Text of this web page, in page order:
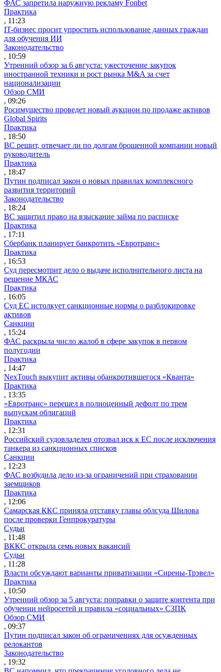
ФАС запретила наружную рекламу Fonbet
Практика
, 11:23
IT-бизнес просит упростить использование данных граждан
для обучения ИИ
Законодательство
, 10:59
Утренний обзор за 6 августа: ужесточение закупок
иностранной техники и рост рынка M&A за счет
национализации
Обзор СМИ
, 09:26
Росимущество проведет новый аукцион по продаже активов
Global Spirits
Практика
, 18:50
ВС решит, отвечает ли по долгам брошенной компании новый
руководитель
Практика
, 18:47
Путин подписал закон о новых правилах комплексного
развития территорий
Законодательство
, 18:24
ВС защитил право на взыскание займа по расписке
Практика
, 17:11
Сбербанк планирует банкротить «Евротранс»
Практика
, 16:53
Суд пересмотрит дело о выдаче исполнительного листа на
решение МКАС
Практика
, 16:05
Суд ЕС истолкует санкционные нормы о разблокировке
активов
Санкции
, 15:24
ФАС раскрыла число жалоб в сфере закупок в первом
полугодии
Практика
, 14:47
NexTouch выкупит активы обанкротившегося «Кванта»
Практика
, 13:35
«Евротранс» перешел в полноценный дефолт по трем
выпускам облигаций
Практика
, 12:31
Российский судовладелец отозвал иск к ЕС после исключения
танкера из санкционных списков
Санкции
, 12:23
ФАС возбудила дело из-за ограничений при страховании
заемщиков
Практика
, 12:06
Самарская ККС приняла отставку главы облсуда Шилова
после проверки Генпрокуратуры
Судьи
, 11:48
ВККС открыла семь новых вакансий
Судьи
, 11:28
Власти обсуждают варианты приватизации «Сирены-Трэвел»
Практика
, 10:50
Утренний обзор за 5 августа: поправки о защите контента при
обучении нейросетей и правила «социальных» СЗПК
Обзор СМИ
, 09:37
Путин подписал закон об ограничениях для осужденных
релокантов
Законодательство
, 19:32